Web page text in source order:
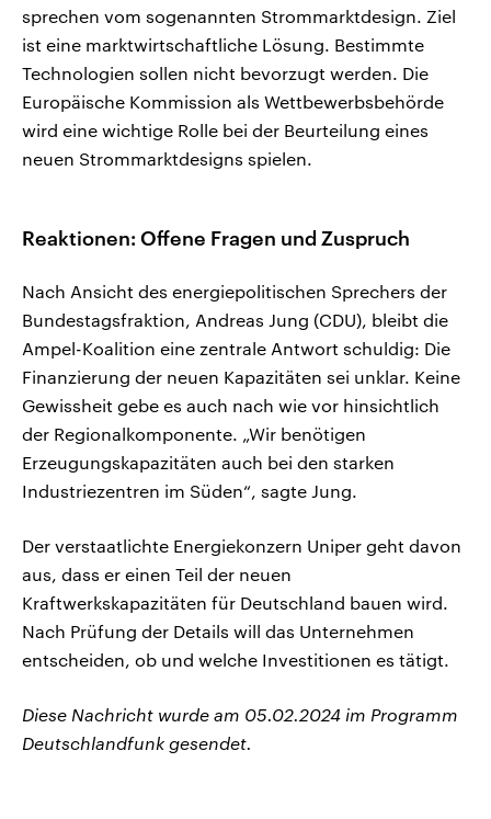
sprechen vom sogenannten Strommarktdesign. Ziel
ist eine marktwirtschaftliche Lösung. Bestimmte
Technologien sollen nicht bevorzugt werden. Die
Europäische Kommission als Wettbewerbsbehörde
wird eine wichtige Rolle bei der Beurteilung eines
neuen Strommarktdesigns spielen.
Reaktionen: Offene Fragen und Zuspruch
Nach Ansicht des energiepolitischen Sprechers der
Bundestagsfraktion, Andreas Jung (CDU), bleibt die
Ampel-Koalition eine zentrale Antwort schuldig: Die
Finanzierung der neuen Kapazitäten sei unklar. Keine
Gewissheit gebe es auch nach wie vor hinsichtlich
der Regionalkomponente. „Wir benötigen
Erzeugungskapazitäten auch bei den starken
Industriezentren im Süden“, sagte Jung.
Der verstaatlichte Energiekonzern Uniper geht davon
aus, dass er einen Teil der neuen
Kraftwerkskapazitäten für Deutschland bauen wird.
Nach Prüfung der Details will das Unternehmen
entscheiden, ob und welche Investitionen es tätigt.
Diese Nachricht wurde am 05.02.2024 im Programm
Deutschlandfunk gesendet.